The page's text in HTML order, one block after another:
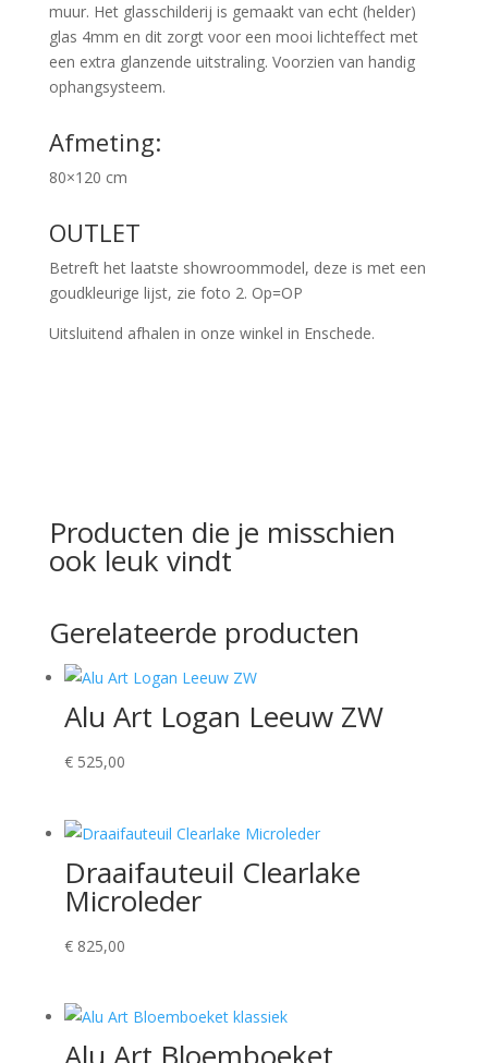
muur. Het glasschilderij is gemaakt van echt (helder)
glas 4mm en dit zorgt voor een mooi lichteffect met
een extra glanzende uitstraling. Voorzien van handig
ophangsysteem.
Afmeting:
80×120 cm
OUTLET
Betreft het laatste showroommodel, deze is met een
goudkleurige lijst, zie foto 2. Op=OP
Uitsluitend afhalen in onze winkel in Enschede.
Producten die je misschien
ook leuk vindt
Gerelateerde producten
Alu Art Logan Leeuw ZW
€525,00
Draaifauteuil Clearlake
Microleder
€825,00